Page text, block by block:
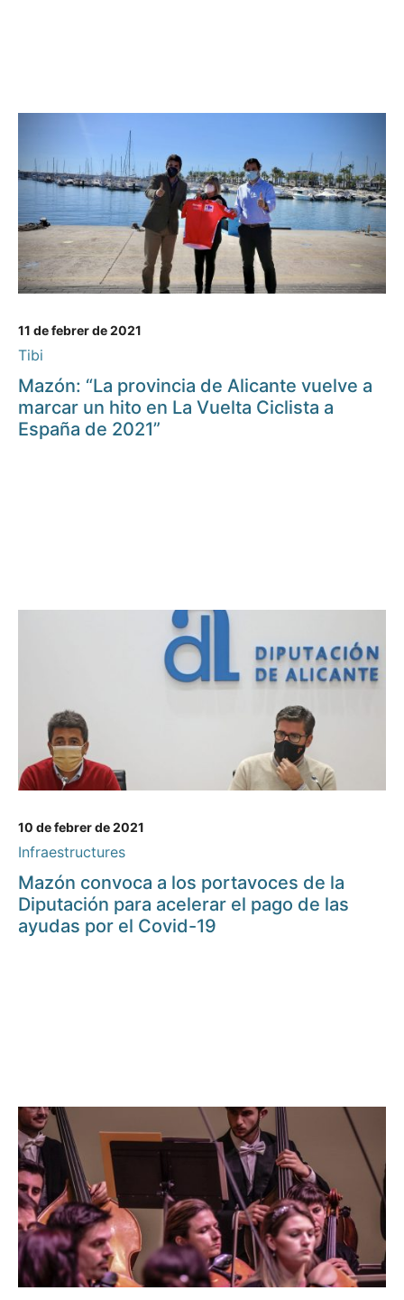
11 de febrer de 2021
Tibi
Mazón: “La provincia de Alicante vuelve a
marcar un hito en La Vuelta Ciclista a
España de 2021”
10 de febrer de 2021
Infraestructures
Mazón convoca a los portavoces de la
Diputación para acelerar el pago de las
ayudas por el Covid-19